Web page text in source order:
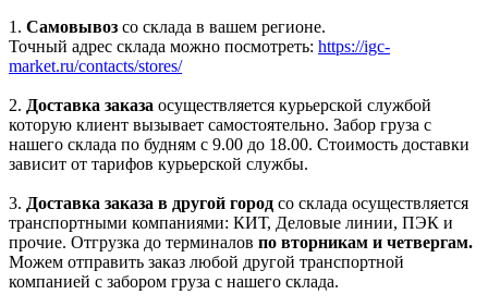
1. Самовывоз со склада в вашем регионе.
Точный адрес склада можно посмотреть: https://igc-
market.ru/contacts/stores/
2. Доставка заказа осуществляется курьерской службой
которую клиент вызывает самостоятельно. Забор груза с
нашего склада по будням с 9.00 до 18.00. Стоимость доставки
зависит от тарифов курьерской службы.
3. Доставка заказа в другой город со склада осуществляется
транспортными компаниями: КИТ, Деловые линии, ПЭК и
прочие. Отгрузка до терминалов по вторникам и четвергам.
Можем отправить заказ любой другой транспортной
компанией с забором груза с нашего склада.